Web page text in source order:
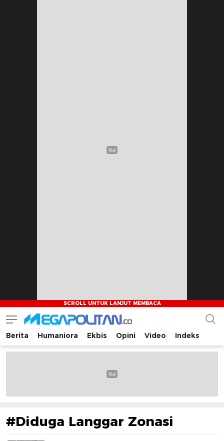
Megapolitan.co
Menyajikan berita-berita fakta bagi pembaca
Berita Humaniora Ekbis Opini Video Indeks
#Diduga Langgar Zonasi